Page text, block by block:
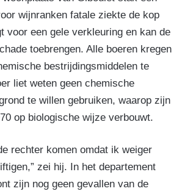
wijnranken fatale ziekte de kop
voor een gele verkleuring en kan de
toebrengen. Alle boeren kregen
bestrijdingsmiddelen te
liet weten geen chemische
te willen gebruiken, waarop zijn
op biologische wijze verbouwt.
rechter komen omdat ik weiger
zei hij. In het departement
zijn nog geen gevallen van de